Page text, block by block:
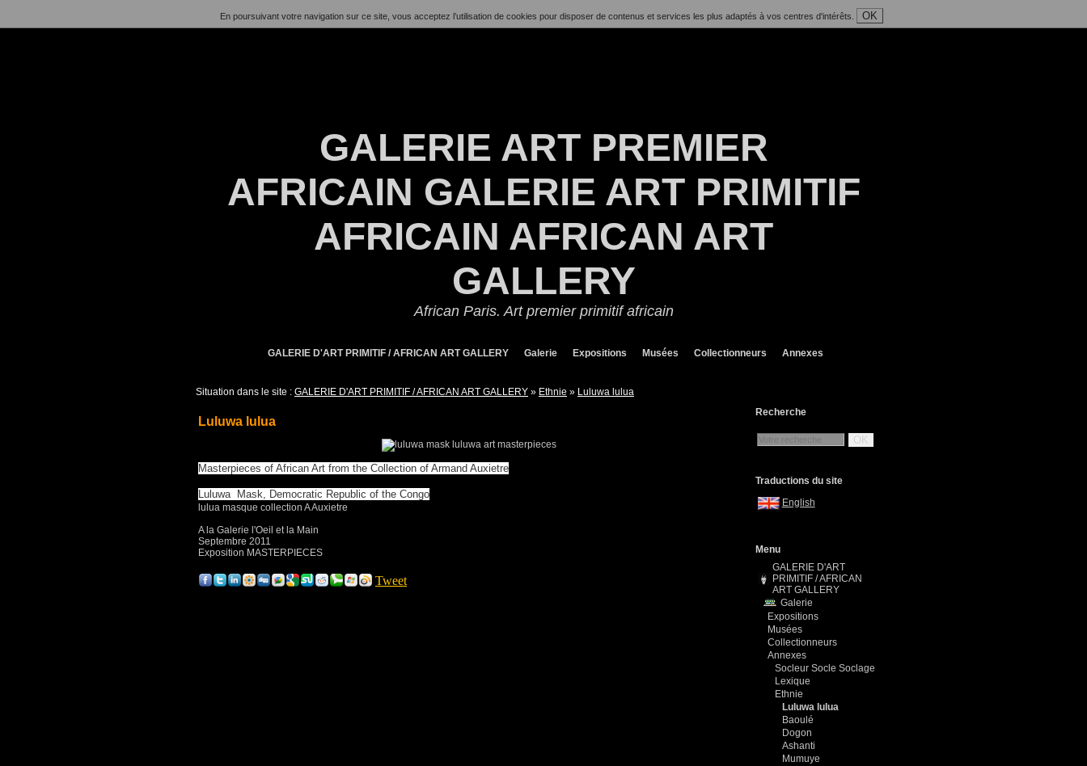
En poursuivant votre navigation sur ce site, vous acceptez l’utilisation de cookies pour disposer de contenus et services les plus adaptés à vos centres d'intérêts. OK
GALERIE ART PREMIER
AFRICAIN GALERIE ART PRIMITIF
AFRICAIN AFRICAN ART
GALLERY
African Paris. Art premier primitif africain
GALERIE D'ART PRIMITIF / AFRICAN ART GALLERY Galerie Expositions Musées Collectionneurs Annexes
Situation dans le site : GALERIE D'ART PRIMITIF / AFRICAN ART GALLERY » Ethnie » Luluwa lulua
Luluwa lulua
Masterpieces of African Art from the Collection of Armand Auxietre
Luluwa Mask, Democratic Republic of the Congo
lulua masque collection A Auxietre
A la Galerie l'Oeil et la Main
Septembre 2011
Exposition MASTERPIECES
Tweet
Recherche
OK
Traductions du site
English
Menu
GALERIE D'ART
PRIMITIF / AFRICAN
ART GALLERY
Galerie
Expositions
Musées
Collectionneurs
Annexes
Socleur Socle Soclage
Lexique
Ethnie
Luluwa lulua
Baoulé
Dogon
Ashanti
Mumuye